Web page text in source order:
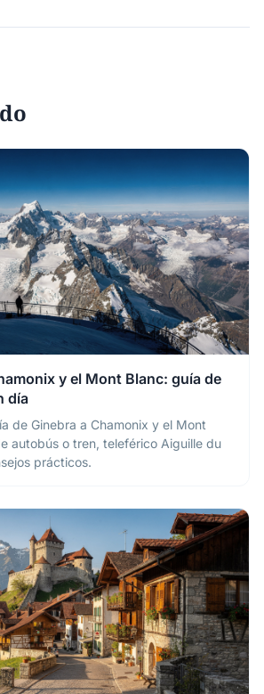
y el Mont Blanc: guía de
día
de Ginebra a Chamonix y el Mont
autobús o tren, teleférico Aiguille du
prácticos.